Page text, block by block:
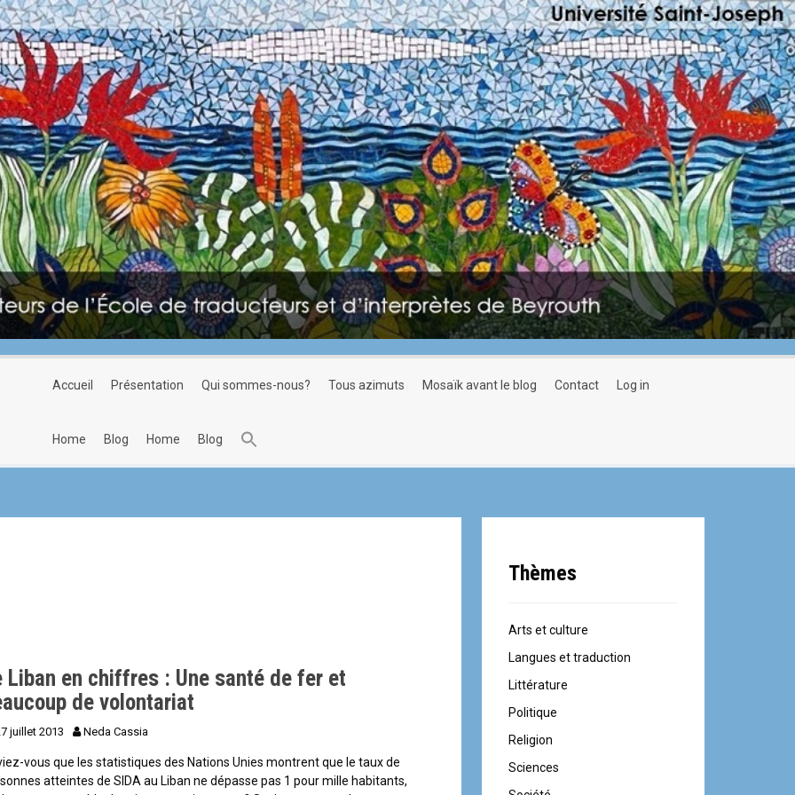
accueil présentation qui sommes-nous? tous azimuts mosaïk avant le blog contact log in
home blog home blog
Liban en chiffres : Une santé de fer et
de volontariat
juillet 2013 Neda Cassia
vous que les statistiques des Nations Unies montrent que le taux de
atteintes de SIDA au Liban ne dépasse pas 1 pour mille habitants,
Thèmes
Arts et culture
Langues et traduction
Littérature
Politique
Religion
Sciences